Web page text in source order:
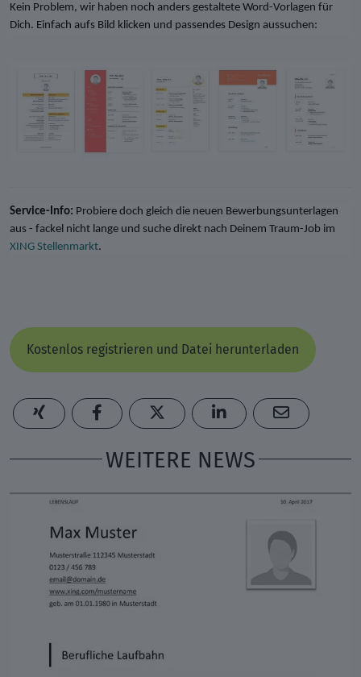
Kein Problem, wir haben noch anders gestaltete Word-Vorlagen für
Dich. Einfach aufs Bild klicken und passendes Design aussuchen:
Service-Info: Probiere doch gleich die neuen Bewerbungsunterlagen
aus - fackel nicht lange und suche direkt nach Deinem Traum-Job im
XING Stellenmarkt.
Kostenlos registrieren und Datei herunterladen
WEITERE NEWS